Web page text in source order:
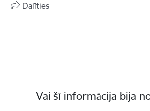
Dalīties
Vai šī informācija bija